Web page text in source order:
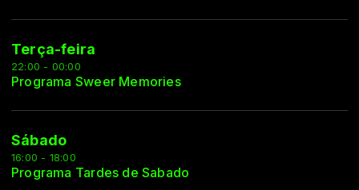
Terça-feira
22:00 - 00:00
Programa Sweer Memories
Sábado
16:00 - 18:00
Programa Tardes de Sabado